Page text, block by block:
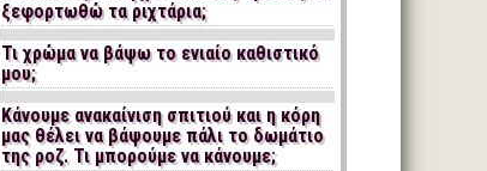
ξεφορτωθώ τα ριχτάρια;
Τι χρώμα να βάψω το ενιαίο καθιστικό
μου;
Κάνουμε ανακαίνιση σπιτιού και η κόρη
μας θέλει να βάψουμε πάλι το δωμάτιο
της ροζ. Τι μπορούμε να κάνουμε;